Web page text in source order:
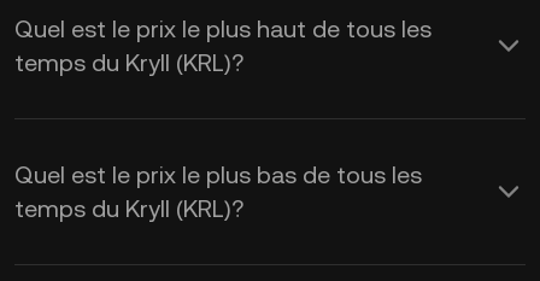
du USD en temps réel pour le Kryll
(KRL). Le prix de Kryll est affecté par
calculatrice de KuCoin pour obtenir les
taux de change de
temps réel.
Quel est le prix le plus haut de tous les
temps du Kryll (KRL)?
Quel est le prix le plus bas de tous les
temps du Kryll (KRL)?